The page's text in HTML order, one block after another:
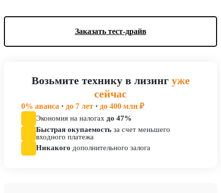
Заказать тест-драйв
Возьмите технику в лизинг уже
сейчас
0% аванса · до 7 лет · до 400 млн ₽
Экономия на налогах до 47%
Быстрая окупаемость за счет меньшего
входного платежа
Никакого дополнительного залога